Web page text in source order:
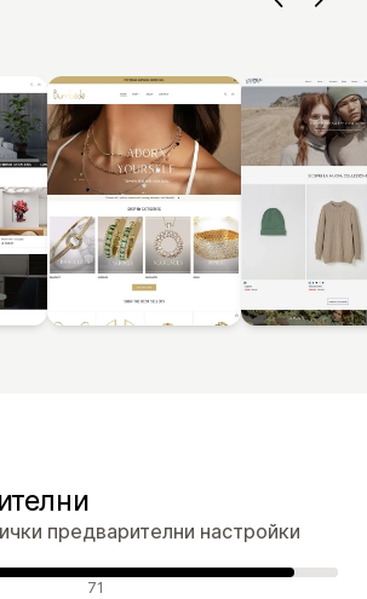
предварителни настройки
71